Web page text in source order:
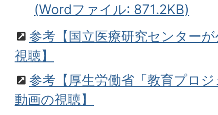
(Wordファイル: 871.2KB)
参考【国立医療研究センター
視聴】
参考【厚生労働省「教育プロ
動画の視聴】